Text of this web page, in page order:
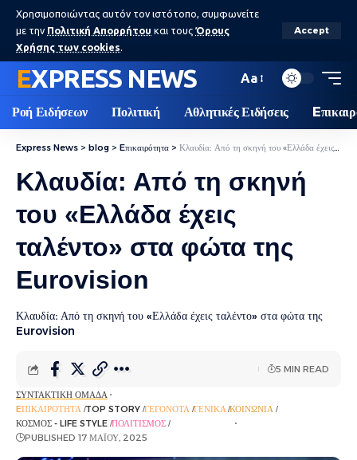
Χρησιμοποιώντας αυτόν τον ιστότοπο, συμφωνείτε
με την Πολιτική Απορρήτου και τους Όρους
Χρήσης των cookies.
Accept
EXPRESS NEWS Aa
Ροή Ειδήσεων Πολιτική Αθλητικές Ειδήσεις
Express News > blog > Eπικαιρότητα > Κλαυδία: Από τη σκηνή του «Ελλάδα έχεις ταλέντο» στα φώτα της Eurovision
Κλαυδία: Από τη σκηνή
του «Ελλάδα έχεις
ταλέντο» στα φώτα της
Eurovision
Κλαυδία: Από τη σκηνή του «Ελλάδα έχεις ταλέντο» στα φώτα της
Eurovision
ΣΥΝΤΑΚΤΙΚΉ ΟΜΆΔΑ
EΠΙΚΑΙΡΌΤΗΤΑ TOP STORY ΓΕΓΟΝΌΤΑ ΓΕΝΙΚΆ ΚΟΙΝΩΝΊΑ
ΚΌΣΜΟΣ - LIFE STYLE ΠΟΛΙΤΙΣΜΌΣ ΡΟΉ ΕΙΔΉΣΕΩΝ
PUBLISHED 17 ΜΑΪ́ΟΥ, 2025
5 MIN READ